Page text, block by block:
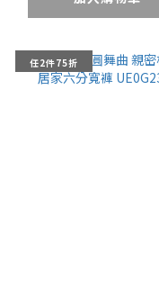
任2件75折